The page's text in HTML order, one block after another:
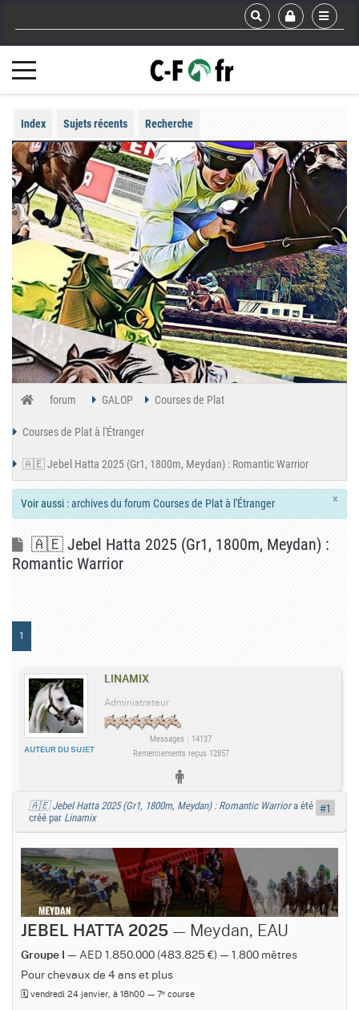
Index Sujets récents Recherche
forum GALOP Courses de Plat
Courses de Plat à l'Étranger
🇦🇪 Jebel Hatta 2025 (Gr1, 1800m, Meydan) : Romantic Warrior
×
Voir aussi :archives du forum Courses de Plat à l'Étranger
🇦🇪 Jebel Hatta 2025 (Gr1, 1800m, Meydan) :
Romantic Warrior
1
LINAMIX
AUTEUR DU SUJET
Administrateur
Messages : 14137
Remerciements reçus 12857
🇦🇪 Jebel Hatta 2025 (Gr1, 1800m, Meydan) : Romantic Warriora été
créé par Linamix
JEBEL HATTA 2025 — Meydan, EAU
Groupe I
— AED 1.850.000 (483.825 €) — 1.800 mètres
Pour chevaux de 4 ans et plus
🗓️ vendredi 24 janvier, à 18h00 — 7ᵉ course
#1